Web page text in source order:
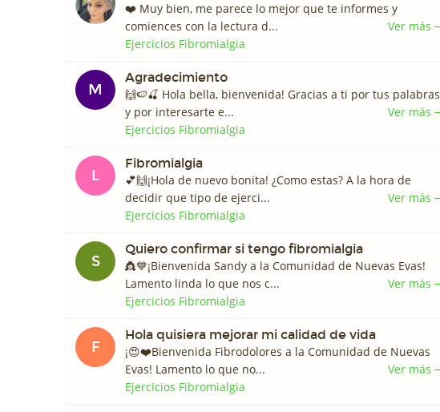
❤️️ Muy bien, me parece lo mejor que te informes y
comiences con la lectura d...
Ver más
Ejercicios Fibromialgia
M
Agradecimiento
🙌🍉🍒 Hola bella, bienvenida! Gracias a ti por tus palabras
y por interesarte e...
Ver más
Ejercicios Fibromialgia
L
Fibromialgia
💕🙌¡Hola de nuevo bonita! ¿Como estas? A la hora de
decidir que tipo de ejerci...
Ver más
Ejercicios Fibromialgia
S
Quiero confirmar si tengo fibromialgia
👸💙¡Bienvenida Sandy a la Comunidad de Nuevas Evas!
Lamento linda lo que nos c...
Ver más
Ejercicios Fibromialgia
F
Hola quisiera mejorar mi calidad de vida
¡😍❤️️Bienvenida Fibrodolores a la Comunidad de Nuevas
Evas! Lamento lo que no...
Ver más
Ejercicios Fibromialgia